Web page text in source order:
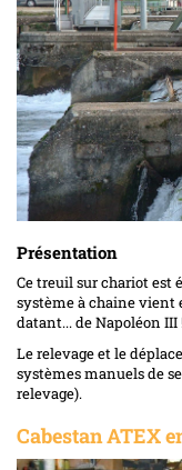
Présentation
Ce treuil sur chariot est
système à chaine
datant... de Napoléon III
Le relevage et le
systèmes manuels de
relevage).
Cabestan ATEX